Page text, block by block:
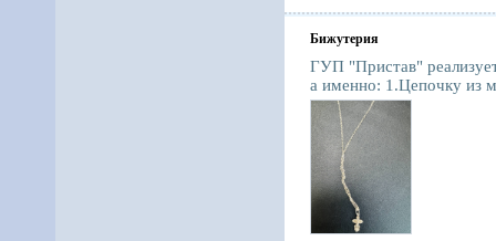
Бижутерия
ГУП "Пристав"
а именно: 1.Цепочку из